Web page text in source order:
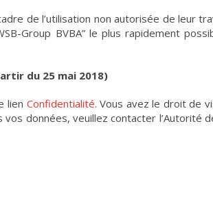
de l’utilisation non autorisée de leur
Group BVBA” le plus rapidement
du 25 mai 2018)
lien Confidentialité. Vous avez le droit de
données, veuillez contacter